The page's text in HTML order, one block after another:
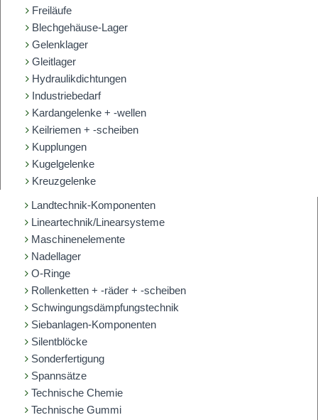
Freiläufe
Blechgehäuse-Lager
Gelenklager
Gleitlager
Hydraulikdichtungen
Industriebedarf
Kardangelenke + -wellen
Keilriemen + -scheiben
Kupplungen
Kugelgelenke
Kreuzgelenke
Landtechnik-Komponenten
Lineartechnik/Linearsysteme
Maschinenelemente
Nadellager
O-Ringe
Rollenketten + -räder + -scheiben
Schwingungsdämpfungstechnik
Siebanlagen-Komponenten
Silentblöcke
Sonderfertigung
Spannsätze
Technische Chemie
Technische Gummi